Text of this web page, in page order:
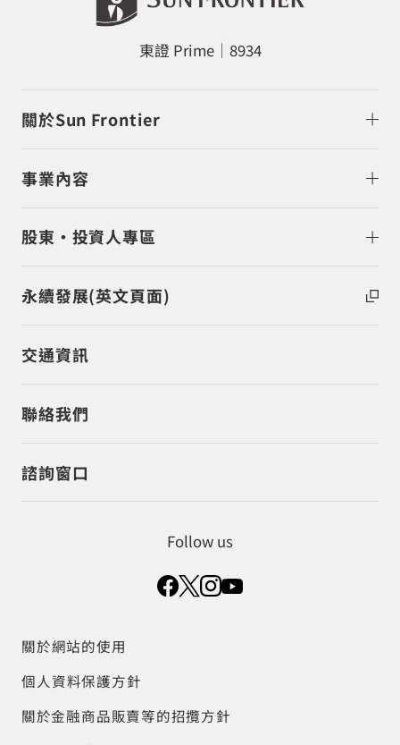
東證 Prime｜8934
關於Sun Frontier
事業內容
股東・投資人專區
永續發展(英文頁面)
交通資訊
聯絡我們
諮詢窗口
Follow us
關於網站的使用
個人資料保護方針
關於金融商品販賣等的招攬方針